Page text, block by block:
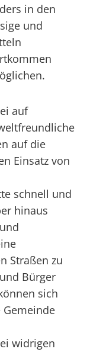
in den
und
auf
auf die
Einsatz von
schnell und
hinaus
Straßen zu
Bürger
sich
widrigen